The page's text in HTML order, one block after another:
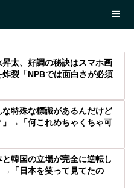
昇太、好調の秘訣はスマホ画
裂「NPBでは面白さが必須
特殊な標識があるんだけど
」→「何これめちゃくちゃ可
韓国の立場が完全に逆転し
「日本を笑って見てたの